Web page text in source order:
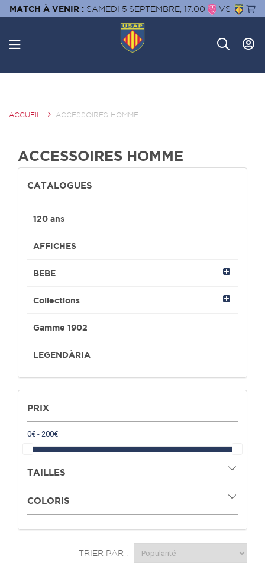
MATCH À VENIR : SAMEDI 5 SEPTEMBRE, 17:00 VS
ACCUEIL ACCESSOIRES HOMME
ACCESSOIRES HOMME
CATALOGUES
120 ans
AFFICHES
BEBE
Collections
Gamme 1902
LEGENDÀRIA
PRIX
TAILLES
COLORIS
TRIER PAR :